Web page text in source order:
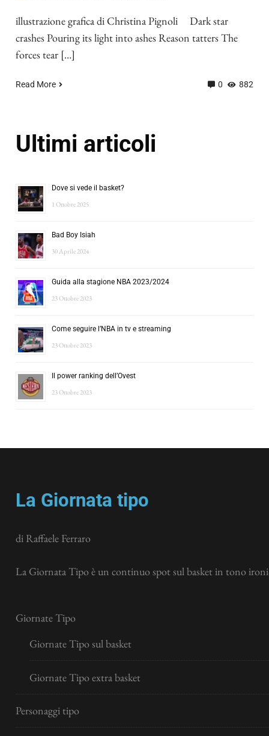
illustrazione grafica di Christina Pignoli Dark star
crashes Pouring its light into ashes Reason tatters The
forces tear […]
Read More 0 882
Ultimi articoli
Dove si vede il basket?
1 Ottobre 2025
Bad Boy Isiah
30 Aprile 2024
Guida alla stagione NBA 2023/2024
23 Ottobre 2023
Come seguire l’NBA in tv e streaming
23 Ottobre 2023
Il power ranking dell’Ovest
23 Ottobre 2023
La Giornata tipo
di Raffaele Ferraro
La Giornata Tipo è un continuo spot sul basket in tono
Giornate Tipo
Giornate Tipo sul basket
Giornate Tipo extra basket
Personaggi tipo